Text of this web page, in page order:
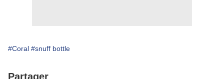
#Coral #snuff bottle
Partager